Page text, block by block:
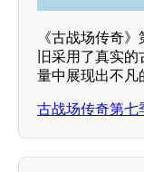
《古战场传奇
旧采用了真实
量中展现出不凡
古战场传奇第七